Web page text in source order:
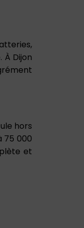
À Dijon
hors
75 000
et